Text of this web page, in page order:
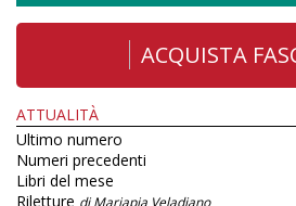
ACQUISTA
ATTUALITÀ
Ultimo numero
Numeri precedenti
Libri del mese
Riletture